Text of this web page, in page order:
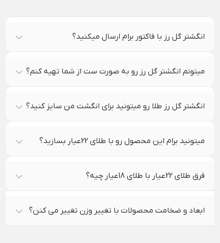
انگشتر گل رز با فاکتور برام ارسال میکنید؟
میتونم انگشتر گل رز رو به صورت ست از شما تهیه کنم؟
انگشتر گل رز طلا رو میتونید برای انگشت من سایز کنید؟
میتونید برام این محصول رو با طلای 22عیار بسازید؟
فرق طلای 22عیار با طلای 18عیار چیه؟
ابعاد و ضخامت محصولات با تغییر وزن تغییر می کنن؟